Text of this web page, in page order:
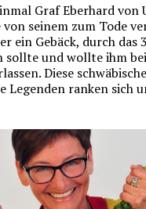
Graf Eberhard von
seinem zum Tode
ein Gebäck, durch das
sollte und wollte ihm
Diese
Legenden ranken sich